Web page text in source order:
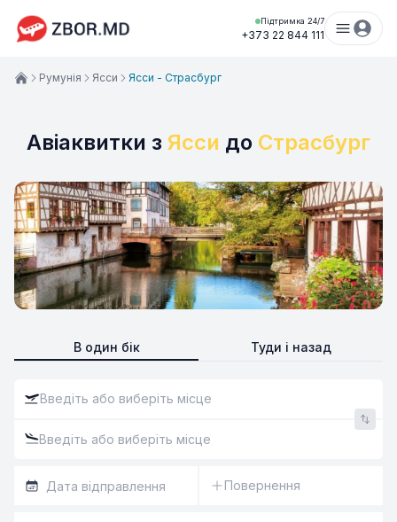
Підтримка 24/7
+373 22 844 111
Авіаквитки з Ясси до Страсбург
В один бік Туди і назад
Повернення
Румунія Ясси Ясси - Страсбург